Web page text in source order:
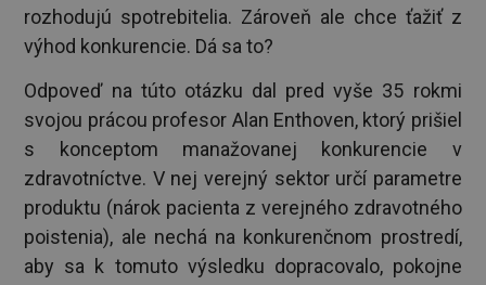
rozhodujú spotrebitelia. Zároveň ale chce ťažiť z
výhod konkurencie. Dá sa to?
Odpoveď na túto otázku dal pred vyše 35 rokmi
svojou prácou profesor Alan Enthoven, ktorý prišiel
s konceptom manažovanej konkurencie v
zdravotníctve. V nej verejný sektor určí parametre
produktu (nárok pacienta z verejného zdravotného
poistenia), ale nechá na konkurenčnom prostredí,
aby sa k tomuto výsledku dopracovalo, pokojne